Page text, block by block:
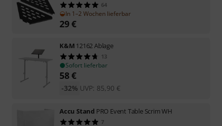
64
In 1–2 Wochen lieferbar
29€
K&M 12162 Ablage
13
Sofort lieferbar
58€
UVP: 85,90 €
-32%
Accu Stand PRO Event Table Scrim WH
7